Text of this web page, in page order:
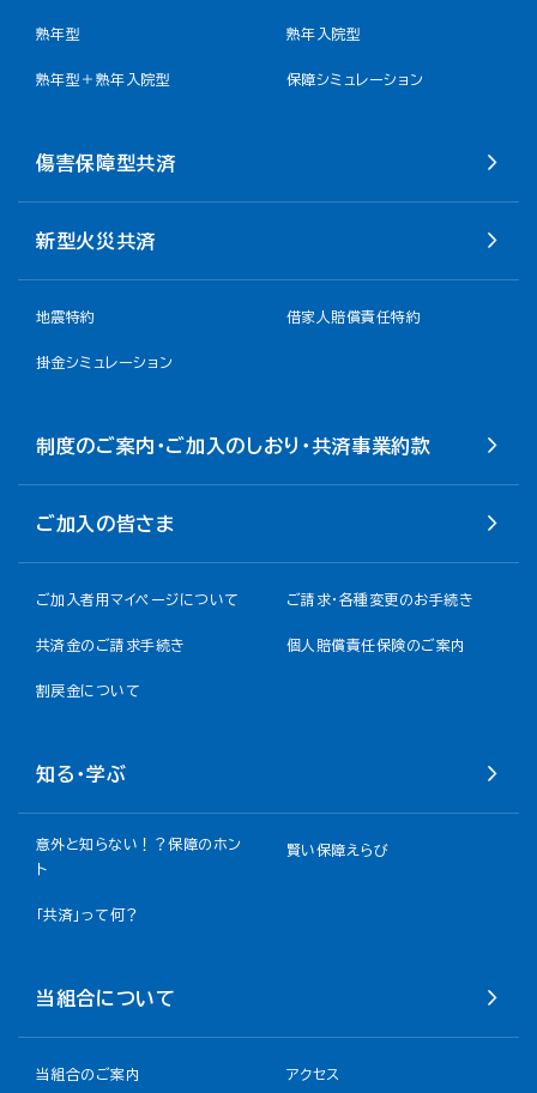
熟年型 熟年入院型
熟年型＋熟年入院型 保障シミュレーション
傷害保障型共済
新型火災共済
地震特約 借家人賠償責任特約
掛金シミュレーション
制度のご案内・ご加入のしおり・共済事業約款
ご加入の皆さま
ご加入者用マイページについて ご請求・各種変更のお手続き
共済金のご請求手続き 個人賠償責任保険のご案内
割戻金について​
知る・学ぶ
意外と知らない！？保障のホン
ト
賢い保障えらび
「共済」って何？
当組合について
当組合のご案内 アクセス